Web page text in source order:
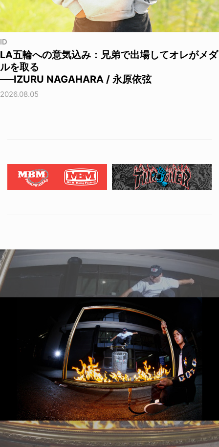
ID
LA五輪への意気込み：兄弟で出場してオレがメダ
ルを取る
──IZURU NAGAHARA / 永原依弦
2026.08.05